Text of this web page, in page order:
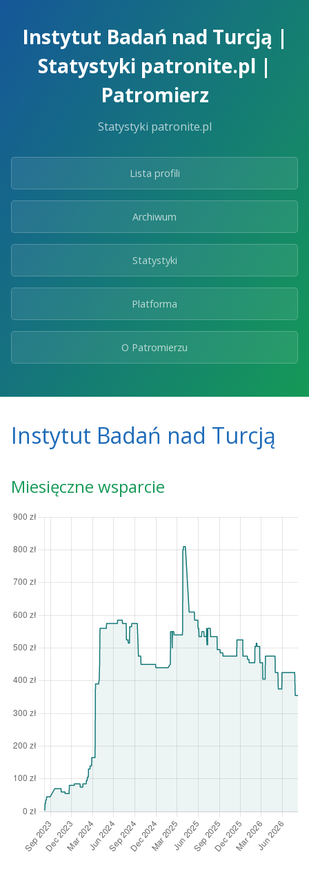
Instytut Badań nad Turcją |
Statystyki patronite.pl |
Patromierz
Statystyki patronite.pl
Lista profili
Archiwum
Statystyki
Platforma
O Patromierzu
Instytut Badań nad Turcją
Miesięczne wsparcie